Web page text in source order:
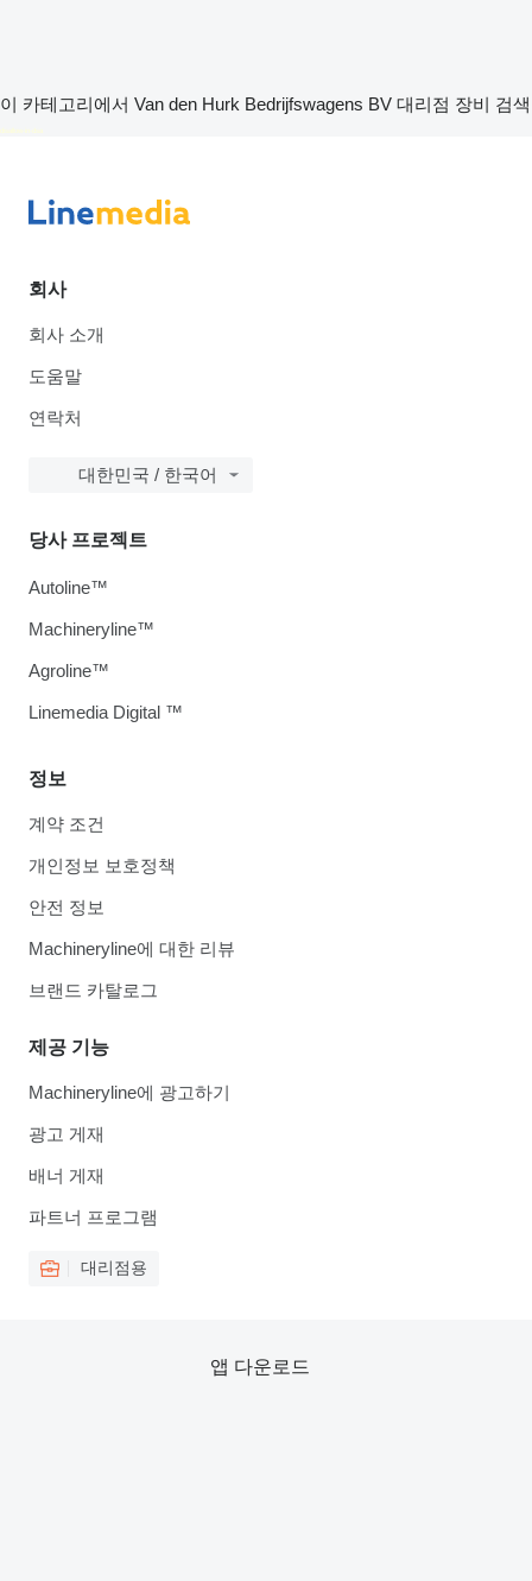
이 카테고리에서 Van den Hurk Bedrijfswagens BV 대리점 장비 검색
disallow-in-dsa
회사
회사 소개
도움말
연락처
대한민국 / 한국어
정보
계약 조건
개인정보 보호정책
안전 정보
Machineryline에 대한 리뷰
브랜드 카탈로그
제공 기능
Machineryline에 광고하기
광고 게재
배너 게재
파트너 프로그램
대리점용
당사 프로젝트
Autoline™
Machineryline™
Agroline™
Linemedia Digital ™
앱 다운로드